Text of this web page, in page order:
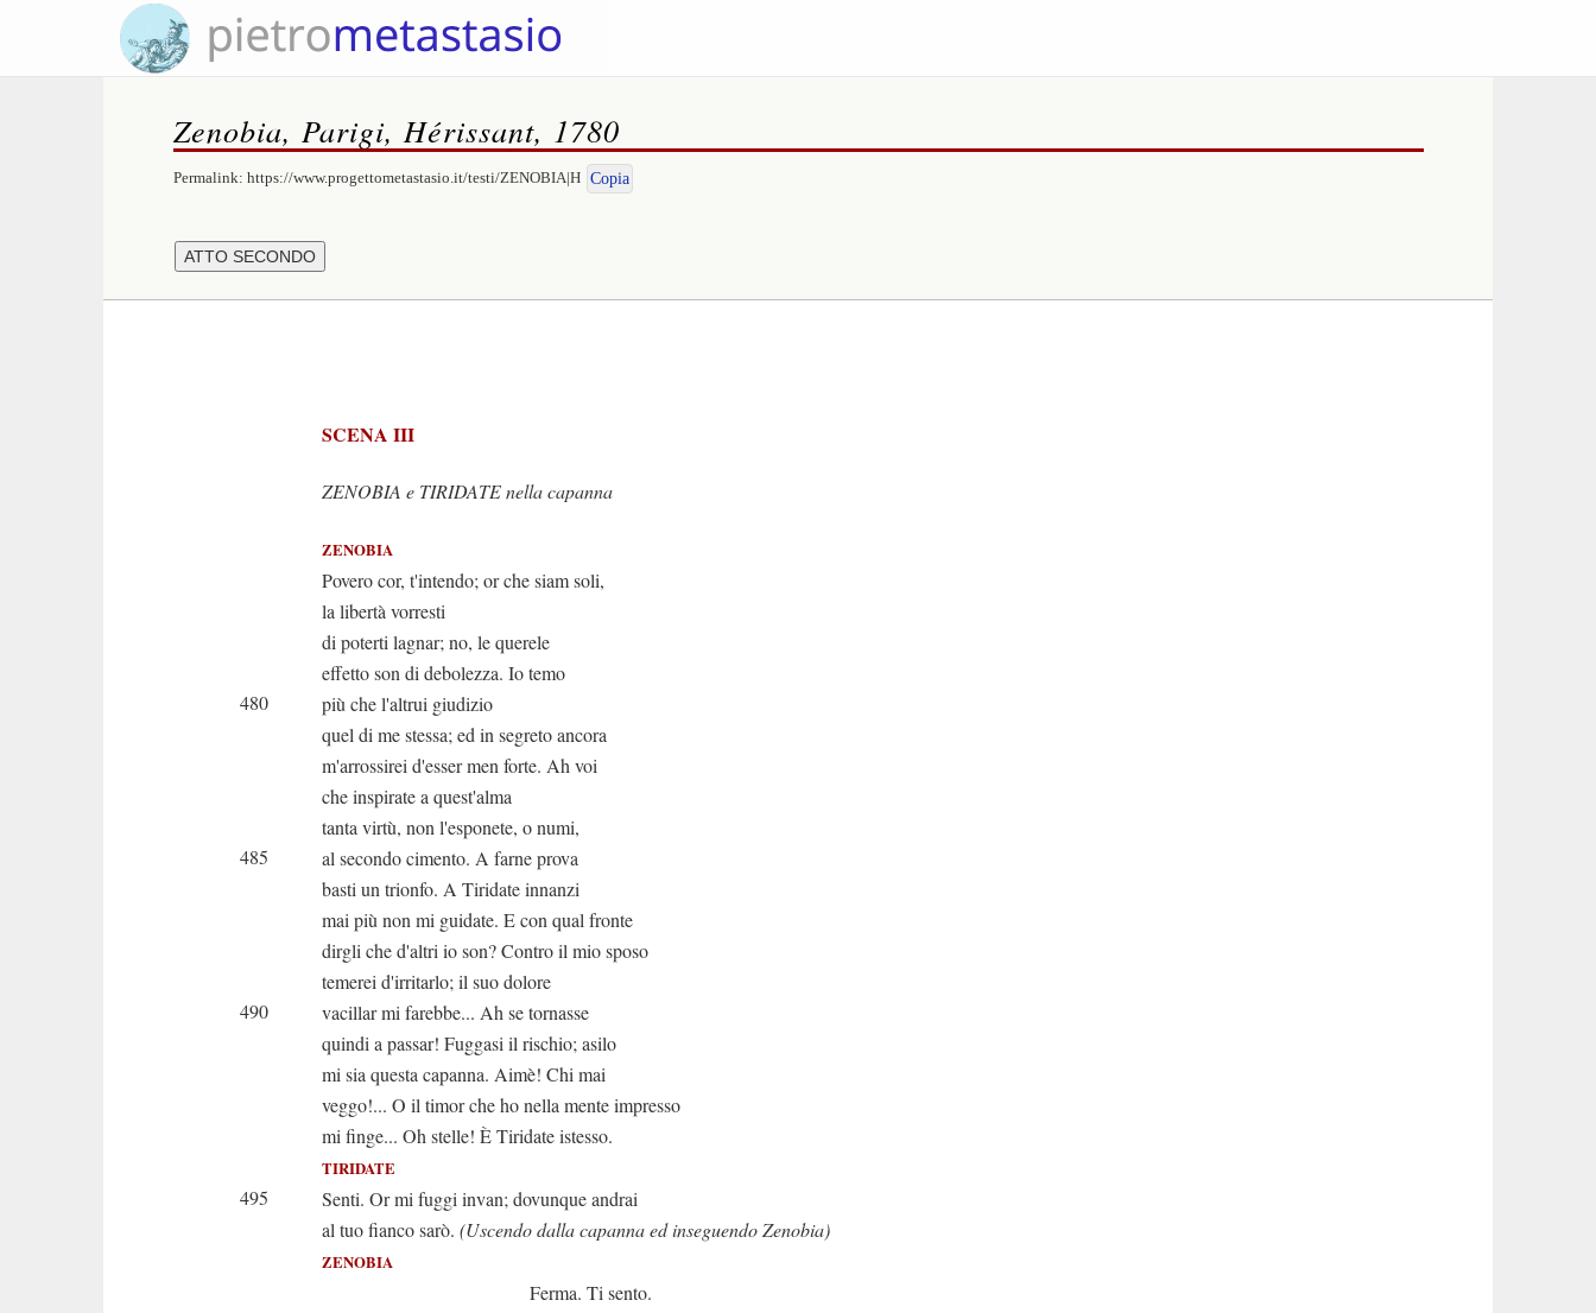
Zenobia, Parigi, Hérissant, 1780
Permalink: https://www.progettometastasio.it/testi/ZENOBIA|H Copia
SCENA III
ZENOBIA e TIRIDATE nella capanna
ZENOBIA
Povero cor, t'intendo; or che siam soli,
la libertà vorresti
di poterti lagnar; no, le querele
effetto son di debolezza. Io temo
480
più che l'altrui giudizio
quel di me stessa; ed in segreto ancora
m'arrossirei d'esser men forte. Ah voi
che inspirate a quest'alma
tanta virtù, non l'esponete, o numi,
485
al secondo cimento. A farne prova
basti un trionfo. A Tiridate innanzi
mai più non mi guidate. E con qual fronte
dirgli che d'altri io son? Contro il mio sposo
temerei d'irritarlo; il suo dolore
490
vacillar mi farebbe... Ah se tornasse
quindi a passar! Fuggasi il rischio; asilo
mi sia questa capanna. Aimè! Chi mai
veggo!... O il timor che ho nella mente impresso
mi finge... Oh stelle! È Tiridate istesso.
TIRIDATE
495
Senti. Or mi fuggi invan; dovunque andrai
al tuo fianco sarò. (Uscendo dalla capanna ed inseguendo Zenobia)
ZENOBIA
Ferma. Ti sento.